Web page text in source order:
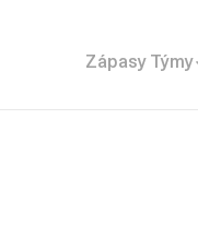
Zápasy Týmy